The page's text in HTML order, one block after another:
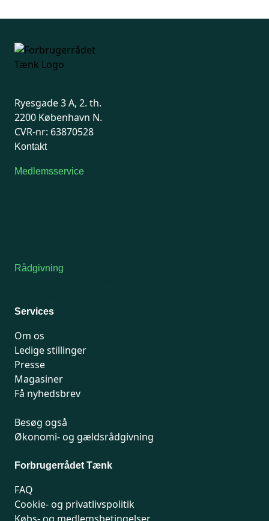
Ryesgade 3 A, 2. th.
2200 København N.
CVR-nr: 63870528
Kontakt
Medlemsservice
Rådgivning
Services
Om os
Ledige stillinger
Presse
Magasiner
Få nyhedsbrev
Besøg også
Økonomi- og gældsrådgivning
Forbrugerrådet Tænk
FAQ
Cookie- og privatlivspolitik